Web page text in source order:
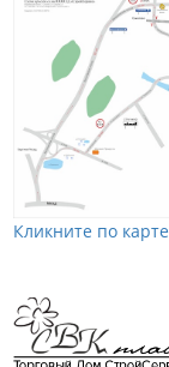
Кликните по
Мы в Vkontakte
Мы в Телеграм